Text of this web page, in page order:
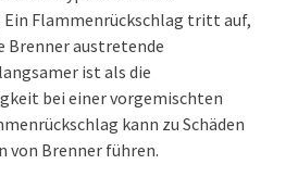
Ein Flammenrückschlag tritt auf,
Brenner austretende
ist als die
bei einer vorgemischten
kann zu Schäden
von Brenner führen.